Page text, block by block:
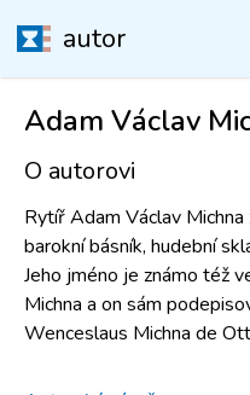
autor
Adam Václav
O autorovi
Rytíř Adam Václav
barokní básník, hudební
Jeho jméno je známo též
Michna a on sám
Wenceslaus Michna de